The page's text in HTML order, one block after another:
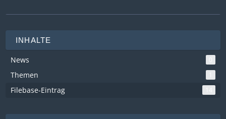
INHALTE
News
Themen 1
Filebase-Eintrag 14